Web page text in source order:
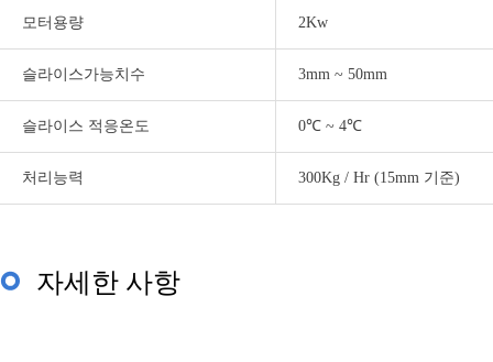
모터용량 2Kw
슬라이스가능치수 3mm ~ 50mm
슬라이스 적응온도 0℃ ~ 4℃
처리능력 300Kg / Hr (15mm 기준)
자세한 사항